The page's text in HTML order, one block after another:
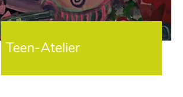
Teen-Atelier